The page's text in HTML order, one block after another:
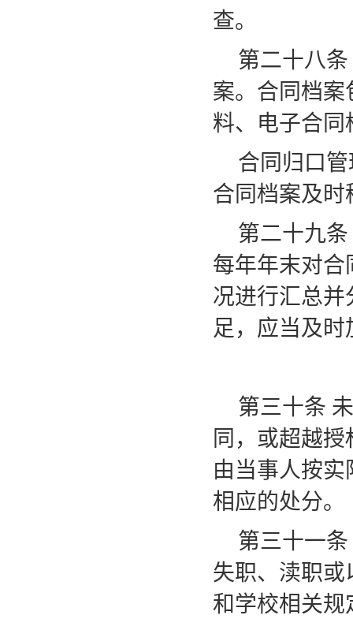
查。
第二十八条
案。合同档
料、电子合同
合同归口
合同档案及
第二十九条
每年年末对
况进行汇总
足，应当及
第三十条
同，或超越
由当事人按
相应的处分。
第三十一条
失职、渎职
和学校相关规